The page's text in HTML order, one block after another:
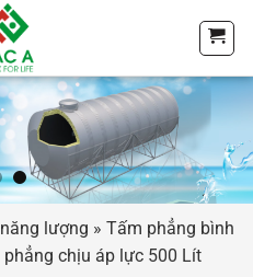
lượng » Tấm phẳng bình
phẳng chịu áp lực 500 Lít